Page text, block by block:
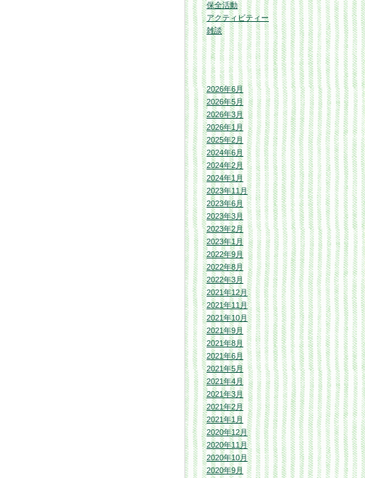
保全活動
アクティビティー
雑談
2026年6月
2026年5月
2026年3月
2026年1月
2025年2月
2024年6月
2024年2月
2024年1月
2023年11月
2023年6月
2023年3月
2023年2月
2023年1月
2022年9月
2022年8月
2022年3月
2021年12月
2021年11月
2021年10月
2021年9月
2021年8月
2021年6月
2021年5月
2021年4月
2021年3月
2021年2月
2021年1月
2020年12月
2020年11月
2020年10月
2020年9月